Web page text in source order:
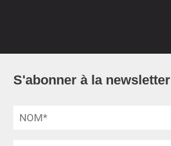
S'abonner à la newsletter